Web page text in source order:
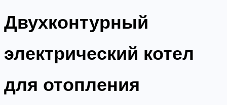
Двухконтурный
электрический котел
для отопления